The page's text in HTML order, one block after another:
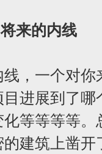
来的内线
线，一个对
目进展到了哪
化等等等等。
的建筑上凿开